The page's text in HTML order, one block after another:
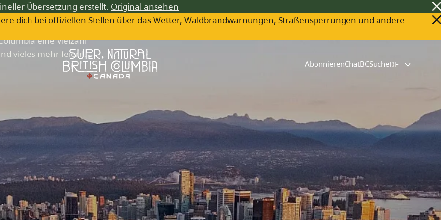
Übersetzung erstellt. Original ansehen
dich bei offiziellen Stellen über das Wetter, Waldbrandwarnungen, Straßensperrungen und andere
AbonnierenChatBCSuche
eine Vielzahl
vieles mehr feiern.